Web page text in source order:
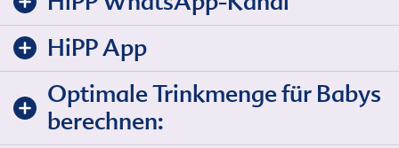
HiPP App
Optimale Trinkmenge für Babys
berechnen: